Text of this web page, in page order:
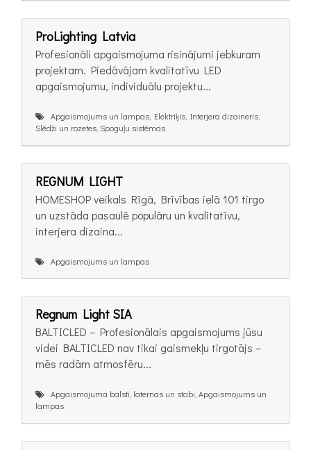
ProLighting Latvia
Profesionāli apgaismojuma risinājumi jebkuram
projektam. Piedāvājam kvalitatīvu LED
apgaismojumu, individuālu projektu...
Apgaismojums un lampas, Elektriķis, Interjera dizaineris,
Slēdži un rozetes, Spoguļu sistēmas
REGNUM LIGHT
HOMESHOP veikals Rīgā, Brīvības ielā 101 tirgo
un uzstāda pasaulē populāru un kvalitatīvu,
interjera dizaina...
Apgaismojums un lampas
Regnum Light SIA
BALTICLED – Profesionālais apgaismojums jūsu
videi BALTICLED nav tikai gaismekļu tirgotājs –
mēs radām atmosfēru...
Apgaismojuma balsti, laternas un stabi, Apgaismojums un
lampas